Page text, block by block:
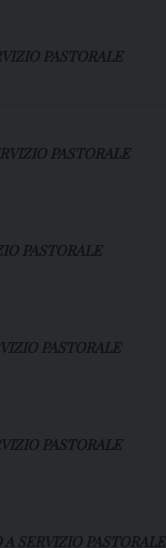
PASTORALE
PASTORALE
PASTORALE
PASTORALE
PASTORALE
A SERVIZIO PASTORALE